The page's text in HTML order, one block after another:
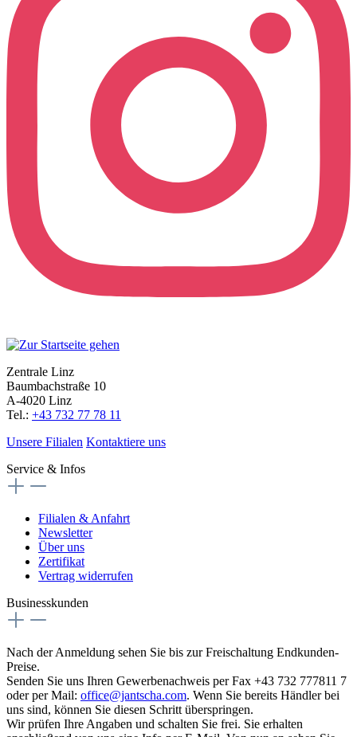
Zentrale Linz
Baumbachstraße 10
A-4020 Linz
Tel.: +43 732 77 78 11
Unsere Filialen Kontaktiere uns
Service & Infos
Filialen & Anfahrt
Newsletter
Über uns
Zertifikat
Vertrag widerrufen
Businesskunden
Nach der Anmeldung sehen Sie bis zur Freischaltung Endkunden-
Preise.
Senden Sie uns Ihren Gewerbenachweis per Fax +43 732 777811 7
oder per Mail: office@jantscha.com. Wenn Sie bereits Händler bei
uns sind, können Sie diesen Schritt überspringen.
Wir prüfen Ihre Angaben und schalten Sie frei. Sie erhalten